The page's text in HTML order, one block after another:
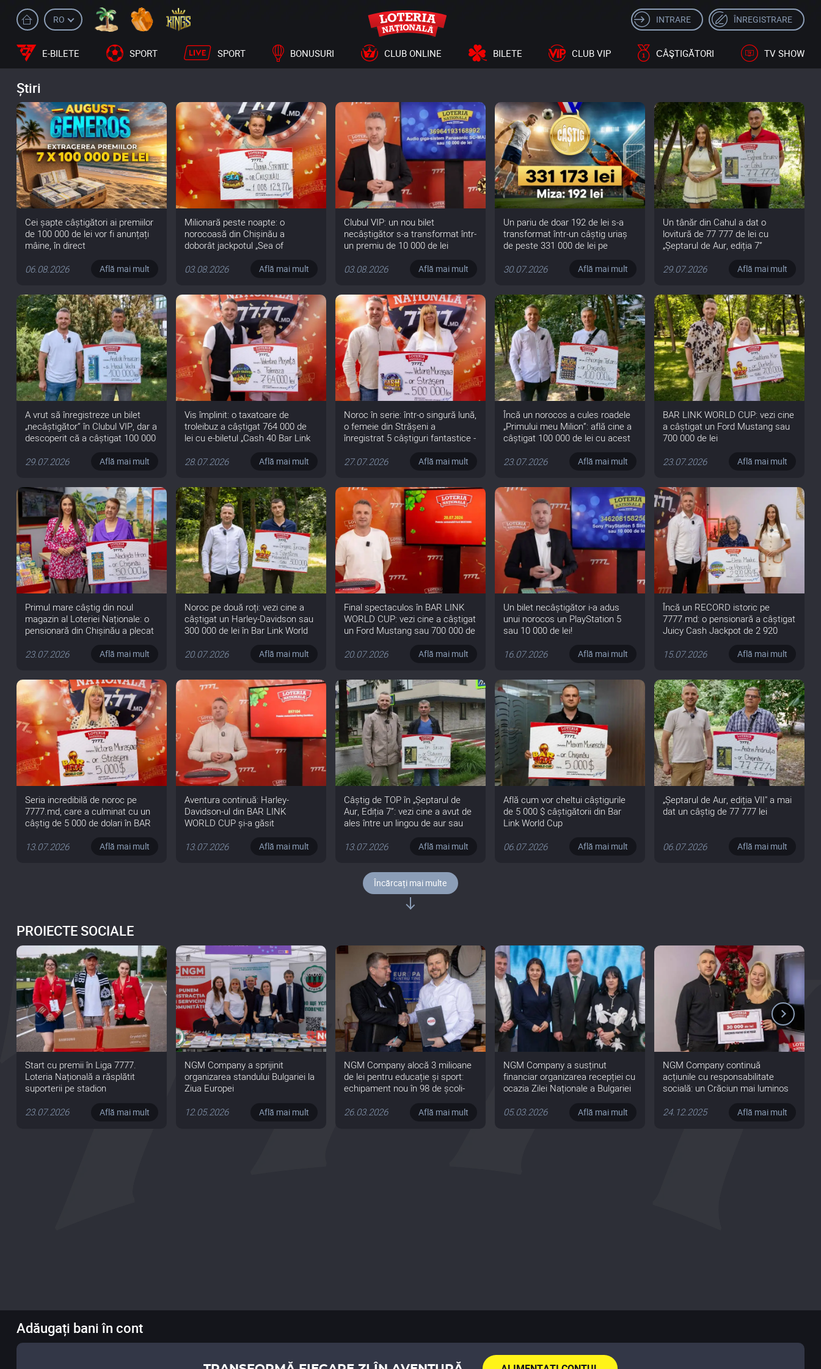
RO INTRARE ÎNREGISTRARE
E-BILETE SPORT SPORT BONUSURI CLUB ONLINE BILETE CLUB VIP СÂŞTIGĂTORI TV SHOW
Știri
Cei șapte câștigători ai premiilor
de 100 000 de lei vor fi anunțați
mâine, în direct
06.08.2026
Află mai mult
Milionară peste noapte: o
norocoasă din Chișinău a
doborât jackpotul „Sea of
03.08.2026
Află mai mult
Clubul VIP: un nou bilet
necâștigător s-a transformat într-
un premiu de 10 000 de lei
03.08.2026
Află mai mult
Un pariu de doar 192 de lei s-a
transformat într-un câștig uriaș
de peste 331 000 de lei pe
30.07.2026
Află mai mult
Un tânăr din Cahul a dat o
lovitură de 77 777 de lei cu
„Șeptarul de Aur, ediția 7”
29.07.2026
Află mai mult
A vrut să înregistreze un bilet
„necâștigător” în Clubul VIP, dar a
descoperit că a câștigat 100 000
29.07.2026
Află mai mult
Vis împlinit: o taxatoare de
troleibuz a câștigat 764 000 de
lei cu e-biletul „Cash 40 Bar Link
28.07.2026
Află mai mult
Noroc în serie: într-o singură lună,
o femeie din Strășeni a
înregistrat 5 câștiguri fantastice -
27.07.2026
Află mai mult
Încă un norocos a cules roadele
„Primului meu Milion”: află cine a
câștigat 100 000 de lei cu acest
23.07.2026
Află mai mult
BAR LINK WORLD CUP: vezi cine
a câștigat un Ford Mustang sau
700 000 de lei
23.07.2026
Află mai mult
Primul mare câștig din noul
magazin al Loteriei Naționale: o
pensionară din Chișinău a plecat
23.07.2026
Află mai mult
Noroc pe două roți: vezi cine a
câștigat un Harley-Davidson sau
300 000 de lei în Bar Link World
20.07.2026
Află mai mult
Final spectaculos în BAR LINK
WORLD CUP: vezi cine a câștigat
un Ford Mustang sau 700 000 de
20.07.2026
Află mai mult
Un bilet necâștigător i-a adus
unui norocos un PlayStation 5
sau 10 000 de lei!
16.07.2026
Află mai mult
Încă un RECORD istoric pe
7777.md: o pensionară a câștigat
Juicy Cash Jackpot de 2 920
15.07.2026
Află mai mult
Seria incredibilă de noroc pe
7777.md, care a culminat cu un
câștig de 5 000 de dolari în BAR
13.07.2026
Află mai mult
Aventura continuă: Harley-
Davidson-ul din BAR LINK
WORLD CUP și-a găsit
13.07.2026
Află mai mult
Câștig de TOP în „Șeptarul de
Aur, Ediția 7”: vezi cine a avut de
ales între un lingou de aur sau
13.07.2026
Află mai mult
Află cum vor cheltui câștigurile
de 5 000 $ câștigătorii din Bar
Link World Cup
06.07.2026
Află mai mult
„Șeptarul de Aur, ediția VII" a mai
dat un câștig de 77 777 lei
06.07.2026 Află mai mult
Încărcați mai multe
PROIECTE SOCIALE
Start cu premii în Liga 7777.
Loteria Națională a răsplătit
suporterii pe stadion
23.07.2026
Află mai mult
NGM Company a sprijinit
organizarea standului Bulgariei la
Ziua Europei
12.05.2026
Află mai mult
NGM Company alocă 3 milioane
de lei pentru educație și sport:
echipament nou în 98 de școli-
echipelor naționale
26.03.2026 Află mai mult
NGM Company a susținut
financiar organizarea recepției cu
ocazia Zilei Naționale a Bulgariei
05.03.2026
Află mai mult
NGM Company continuă
acțiunile cu responsabilitate
socială: un Crăciun mai luminos
24.12.2025
Află mai mult
Adăugați bani în cont